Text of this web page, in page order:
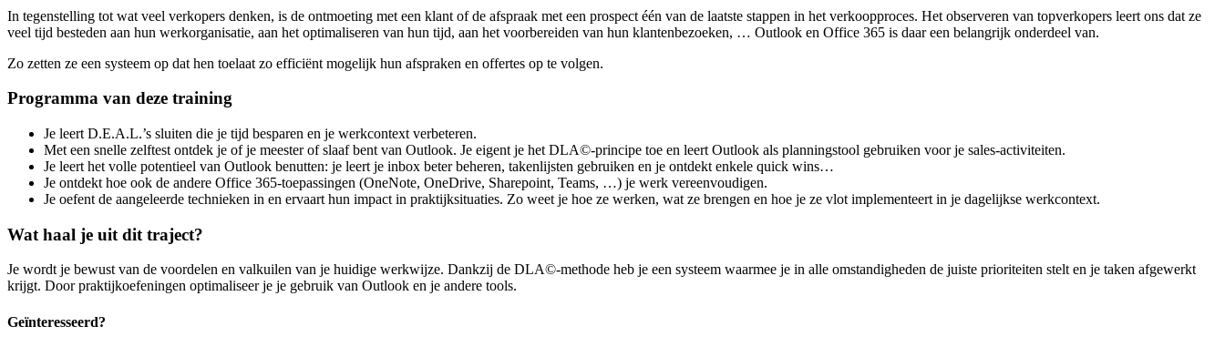
In tegenstelling tot wat veel verkopers denken, is de ontmoeting met een klant of de afspraak met een prospect één van de laatste stappen in het verkoopproces. Het observeren van topverkopers leert ons dat ze
veel tijd besteden aan hun werkorganisatie, aan het optimaliseren van hun tijd, aan het voorbereiden van hun klantenbezoeken, … Outlook en Office 365 is daar een belangrijk onderdeel van.
Zo zetten ze een systeem op dat hen toelaat zo efficiënt mogelijk hun afspraken en offertes op te volgen.
Programma van deze training
Je leert D.E.A.L.’s sluiten die je tijd besparen en je werkcontext verbeteren.
Met een snelle zelftest ontdek je of je meester of slaaf bent van Outlook. Je eigent je het DLA©-principe toe en leert Outlook als planningstool gebruiken voor je sales-activiteiten.
Je leert het volle potentieel van Outlook benutten: je leert je inbox beter beheren, takenlijsten gebruiken en je ontdekt enkele quick wins…
Je ontdekt hoe ook de andere Office 365-toepassingen (OneNote, OneDrive, Sharepoint, Teams, …) je werk vereenvoudigen.
Je oefent de aangeleerde technieken in en ervaart hun impact in praktijksituaties. Zo weet je hoe ze werken, wat ze brengen en hoe je ze vlot implementeert in je dagelijkse werkcontext.
Wat haal je uit dit traject?
Je wordt je bewust van de voordelen en valkuilen van je huidige werkwijze. Dankzij de DLA©-methode heb je een systeem waarmee je in alle omstandigheden de juiste prioriteiten stelt en je taken afgewerkt
krijgt. Door praktijkoefeningen optimaliseer je je gebruik van Outlook en je andere tools.
Geïnteresseerd?